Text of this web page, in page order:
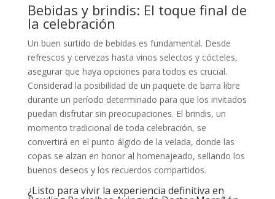
Bebidas y brindis: El toque final de
la celebración
Un buen surtido de bebidas es fundamental. Desde
refrescos y cervezas hasta vinos selectos y cócteles,
asegurar que haya opciones para todos es crucial.
Considerad la posibilidad de un paquete de barra libre
durante un período determinado para que los invitados
puedan disfrutar sin preocupaciones. El brindis, un
momento tradicional de toda celebración, se
convertirá en el punto álgido de la velada, donde las
copas se alzan en honor al homenajeado, sellando los
buenos deseos y los recuerdos compartidos.
¿Listo para vivir la experiencia definitiva en